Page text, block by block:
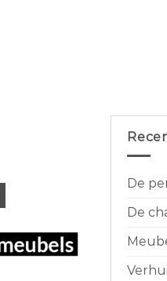
De
De